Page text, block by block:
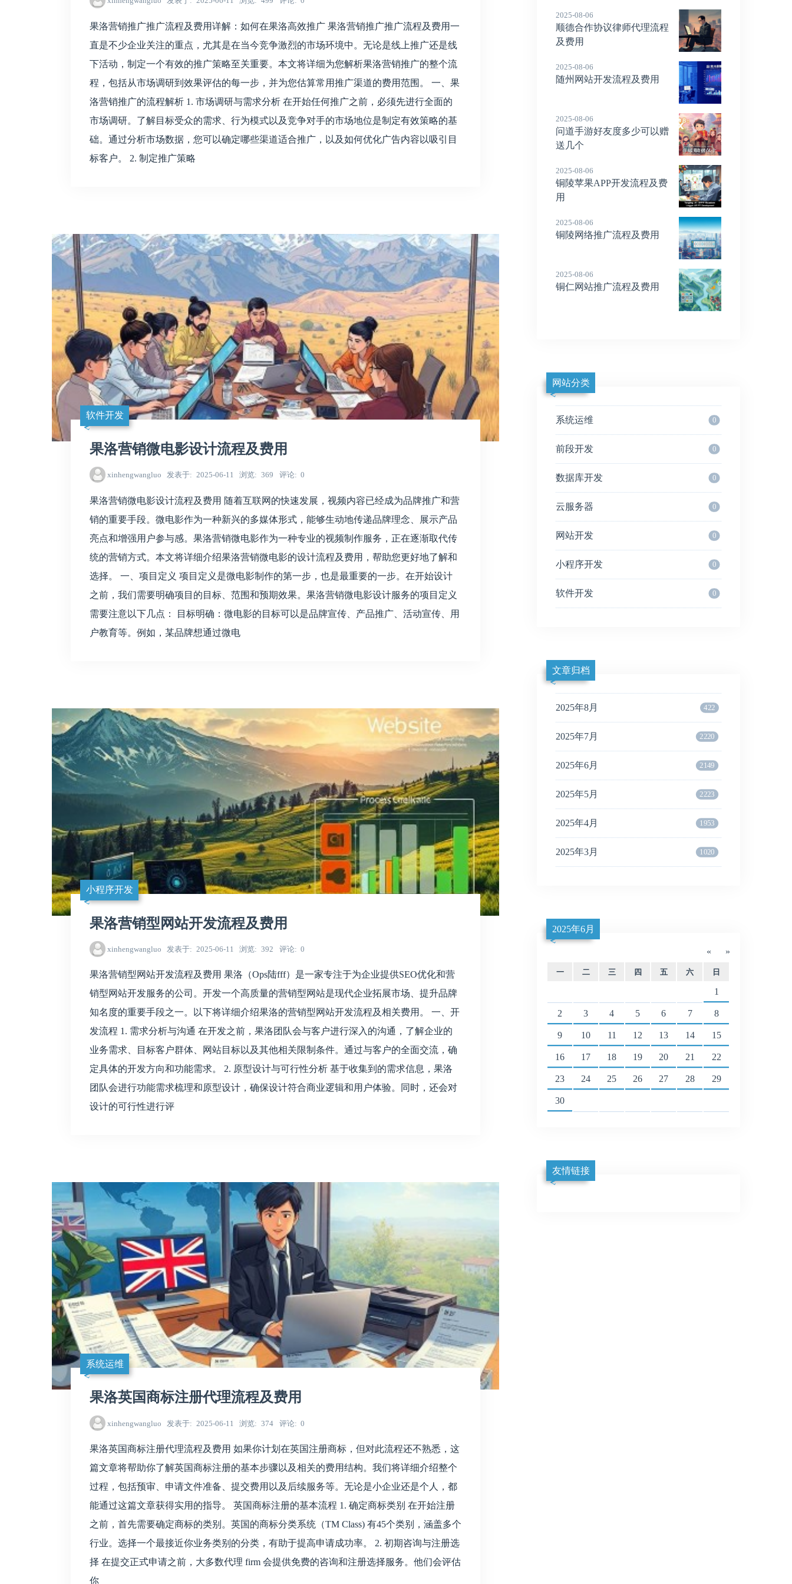
果洛营销推广推广流程及费用详解：如何在果洛高效推广 果洛营销推广推广流程及费用一
直是不少企业关注的重点，尤其是在当今竞争激烈的市场环境中。无论是线上推广还是线
下活动，制定一个有效的推广策略至关重要。本文将详细为您解析果洛营销推广的整个流
程，包括从市场调研到效果评估的每一步，并为您估算常用推广渠道的费用范围。 一、果
洛营销推广的流程解析 1. 市场调研与需求分析 在开始任何推广之前，必须先进行全面的
市场调研。了解目标受众的需求、行为模式以及竞争对手的市场地位是制定有效策略的基
础。通过分析市场数据，您可以确定哪些渠道适合推广，以及如何优化广告内容以吸引目
标客户。 2. 制定推广策略
软件开发
果洛营销微电影设计流程及费用
xinhengwangluo 发表于 2025-06-11 浏览 369 评论 0
果洛营销微电影设计流程及费用 随着互联网的快速发展，视频内容已经成为品牌推广和营
销的重要手段。微电影作为一种新兴的多媒体形式，能够生动地传递品牌理念、展示产品
亮点和增强用户参与感。果洛营销微电影作为一种专业的视频制作服务，正在逐渐取代传
统的营销方式。本文将详细介绍果洛营销微电影的设计流程及费用，帮助您更好地了解和
选择。 一、项目定义 项目定义是微电影制作的第一步，也是最重要的一步。在开始设计
之前，我们需要明确项目的目标、范围和预期效果。果洛营销微电影设计服务的项目定义
需要注意以下几点： 目标明确：微电影的目标可以是品牌宣传、产品推广、活动宣传、用
户教育等。例如，某品牌想通过微电
小程序开发
果洛营销型网站开发流程及费用
xinhengwangluo 发表于 2025-06-11 浏览 392 评论 0
果洛营销型网站开发流程及费用 果洛（Ops陆fff）是一家专注于为企业提供SEO优化和营
销型网站开发服务的公司。开发一个高质量的营销型网站是现代企业拓展市场、提升品牌
知名度的重要手段之一。以下将详细介绍果洛的营销型网站开发流程及相关费用。 一、开
发流程 1. 需求分析与沟通 在开发之前，果洛团队会与客户进行深入的沟通，了解企业的
业务需求、目标客户群体、网站目标以及其他相关限制条件。通过与客户的全面交流，确
定具体的开发方向和功能需求。 2. 原型设计与可行性分析 基于收集到的需求信息，果洛
团队会进行功能需求梳理和原型设计，确保设计符合商业逻辑和用户体验。同时，还会对
设计的可行性进行评
系统运维
果洛英国商标注册代理流程及费用
xinhengwangluo 发表于 2025-06-11 浏览 374 评论 0
果洛英国商标注册代理流程及费用 如果你计划在英国注册商标，但对此流程还不熟悉，这
篇文章将帮助你了解英国商标注册的基本步骤以及相关的费用结构。我们将详细介绍整个
过程，包括预审、申请文件准备、提交费用以及后续服务等。无论是小企业还是个人，都
能通过这篇文章获得实用的指导。 英国商标注册的基本流程 1. 确定商标类别 在开始注册
之前，首先需要确定商标的类别。英国的商标分类系统（TM Class) 有45个类别，涵盖多个
行业。选择一个最接近你业务类别的分类，有助于提高申请成功率。 2. 初期咨询与注册选
择 在提交正式申请之前，大多数代理 firm 会提供免费的咨询和注册选择服务。他们会评估
你
2025-08-06
顺德合作协议律师代理流程
及费用
2025-08-06
随州网站开发流程及费用
2025-08-06
问道手游好友度多少可以赠
送几个
2025-08-06
铜陵苹果APP开发流程及费
用
2025-08-06
铜陵网络推广流程及费用
2025-08-06
铜仁网站推广流程及费用
网站分类
系统运维 0
前段开发 0
数据库开发 0
云服务器 0
网站开发 0
小程序开发 0
软件开发 0
文章归档
2025年8月 422
2025年7月 2220
2025年6月 2149
2025年5月 2223
2025年4月 1953
2025年3月 1020
«
2025年6月
»
一 二 三 四 五 六 日
1
2 3 4 5 6 7 8
9 10 11 12 13 14 15
16 17 18 19 20 21 22
23 24 25 26 27 28 29
30
友情链接